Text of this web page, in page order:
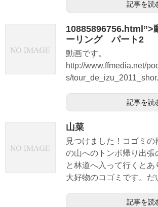
記事を読
ーリング パート2
動画です。
http://www.ffmedia.net/
s/
記事を読
山菜
見つけました！コゴミの
の山へのトンボ帰り出張
と林道へ入って行くとあ
大好物のコゴミです。だ
記事を読